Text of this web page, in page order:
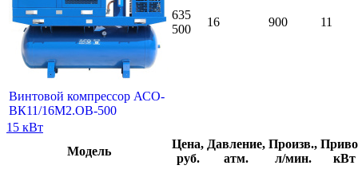
Винтовой компрессор АСО-
ВК11/16М2.ОВ-500
635
500
16 900 11
15 кВт
Модель
Цена,
руб.
Давление,
атм.
Произв.,
л/мин.
кВт